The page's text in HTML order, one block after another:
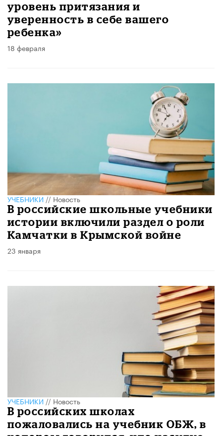
уровень притязания и
уверенность в себе вашего
ребенка»
18 февраля
УЧЕБНИКИ//Новость
В российские школьные учебники
истории включили раздел о роли
Камчатки в Крымской войне
23 января
УЧЕБНИКИ//Новость
В российских школах
пожаловались на учебник ОБЖ, в